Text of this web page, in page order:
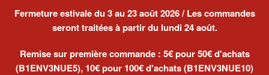
Fermeture estivale du 3 au 23 août 2026 / Les commandes
seront traitées à partir du lundi 24 août.
Remise sur première commande : 5€ pour 50€ d'achats
(B1ENV3NUE5), 10€ pour 100€ d'achats (B1ENV3NUE10)